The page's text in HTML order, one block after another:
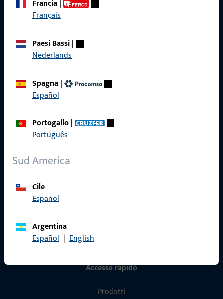
Francia|
Français
Paesi Bassi|
Nederlands
Spagna|
Español
Portogallo|
Português
Sud America
Cile
Español
Argentina
Español | English
Informazioni generali
Accesso rapido
Prodotti